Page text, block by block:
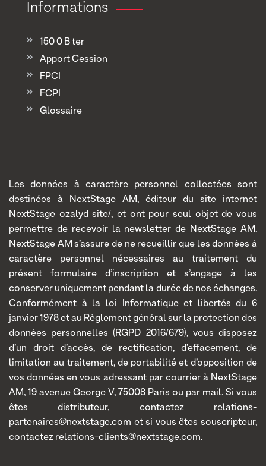
Informations
150 0 B ter
Apport Cession
FPCI
FCPI
Glossaire
Les données à caractère personnel collectées sont
destinées à NextStage AM, éditeur du site internet
NextStage ozalyd site/, et ont pour seul objet de vous
permettre de recevoir la newsletter de NextStage AM.
NextStage AM s’assure de ne recueillir que les données à
caractère personnel nécessaires au traitement du
présent formulaire d’inscription et s’engage à les
conserver uniquement pendant la durée de nos échanges.
Conformément à la loi Informatique et libertés du 6
janvier 1978 et au Règlement général sur la protection des
données personnelles (RGPD 2016/679), vous disposez
d’un droit d’accès, de rectification, d’effacement, de
limitation au traitement, de portabilité et d’opposition de
vos données en vous adressant par courrier à NextStage
AM, 19 avenue George V, 75008 Paris ou par mail. Si vous
êtes distributeur, contactez relations-
partenaires@nextstage.com et si vous êtes souscripteur,
contactez relations-clients@nextstage.com.